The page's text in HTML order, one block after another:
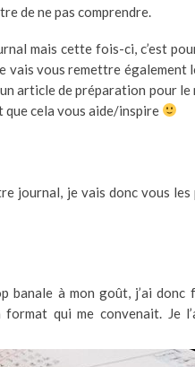
de ne pas comprendre.
mais cette fois-ci, c’est
vais vous remettre également
article de préparation pour
que cela vous aide/inspire
journal, je vais donc vous
banale à mon goût, j’ai donc
qui me convenait. Je